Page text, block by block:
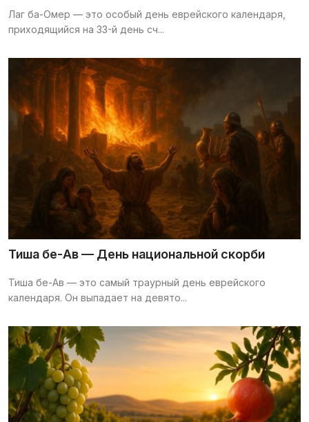
Лаг ба-Омер — это особый день еврейского календаря,
приходящийся на 33-й день сч...
Тиша бе-Ав — День национальной скорби
Тиша бе-Ав — это самый траурный день еврейского
календаря. Он выпадает на девято...